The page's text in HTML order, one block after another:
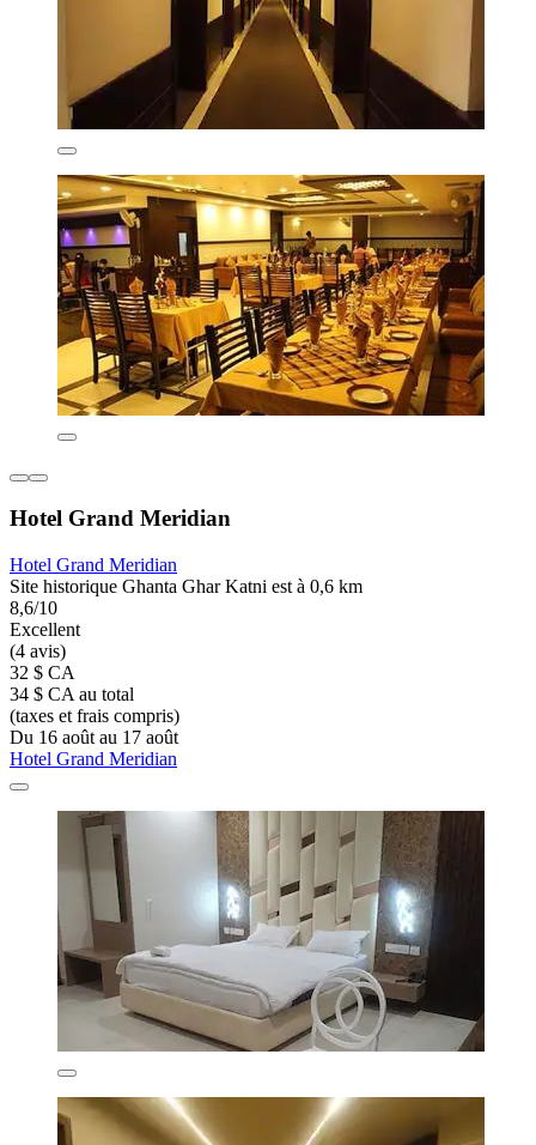
Hotel Grand Meridian
Hotel Grand Meridian
Site historique Ghanta Ghar Katni est à 0,6 km
8,6/10
Excellent
(4 avis)
32 $ CA
34 $ CA au total
(taxes et frais compris)
Du 16 août au 17 août
Hotel Grand Meridian